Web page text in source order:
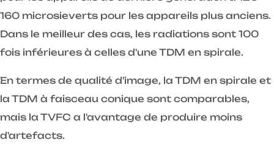
160 microsieverts pour les appareils plus anciens.
Dans le meilleur des cas, les radiations sont 100
fois inférieures à celles d'une TDM en spirale.
En termes de qualité d'image, la TDM en spirale et
la TDM à faisceau conique sont comparables,
mais la TVFC a l'avantage de produire moins
d'artefacts.